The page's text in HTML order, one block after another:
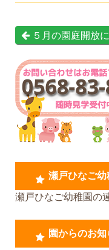
５月の園庭開放
瀬戸ひなご幼
瀬戸ひなご幼稚園の
園からのお知